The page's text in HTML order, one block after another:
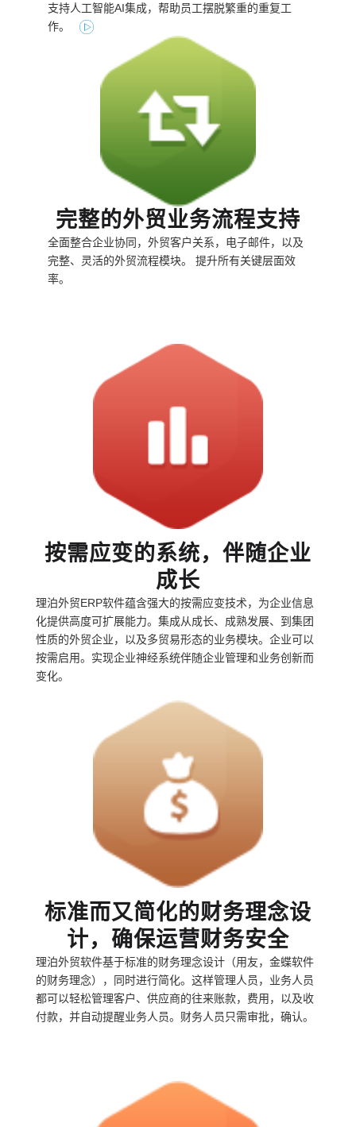
支持人工智能AI集成，帮助员工摆脱繁重的重复工
作。
完整的外贸业务流程支持
全面整合企业协同，外贸客户关系，电子邮件，以及
完整、灵活的外贸流程模块。 提升所有关键层面效
率。
按需应变的系统，伴随企业
成长
理泊外贸ERP软件蕴含强大的按需应变技术，为企业信息
化提供高度可扩展能力。集成从成长、成熟发展、到集团
性质的外贸企业，以及多贸易形态的业务模块。企业可以
按需启用。实现企业神经系统伴随企业管理和业务创新而
变化。
标准而又简化的财务理念设
计，确保运营财务安全
理泊外贸软件基于标准的财务理念设计（用友，金蝶软件
的财务理念），同时进行简化。这样管理人员，业务人员
都可以轻松管理客户、供应商的往来账款，费用，以及收
付款，并自动提醒业务人员。财务人员只需审批，确认。